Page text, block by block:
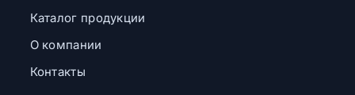
Каталог продукции
О компании
Контакты